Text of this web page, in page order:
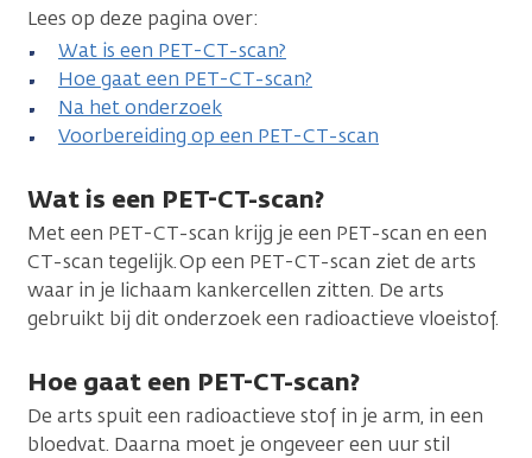
Lees op deze pagina over:
Wat is een PET-CT-scan?
Hoe gaat een PET-CT-scan?
Na het onderzoek
Voorbereiding op een PET-CT-scan
Wat is een PET-CT-scan?
Met een PET-CT-scan krijg je een PET-scan en een
CT-scan tegelijk. Op een PET-CT-scan ziet de arts
waar in je lichaam kankercellen zitten. De arts
gebruikt bij dit onderzoek een radioactieve vloeistof.
Hoe gaat een PET-CT-scan?
De arts spuit een radioactieve stof in je arm, in een
bloedvat. Daarna moet je ongeveer een uur stil